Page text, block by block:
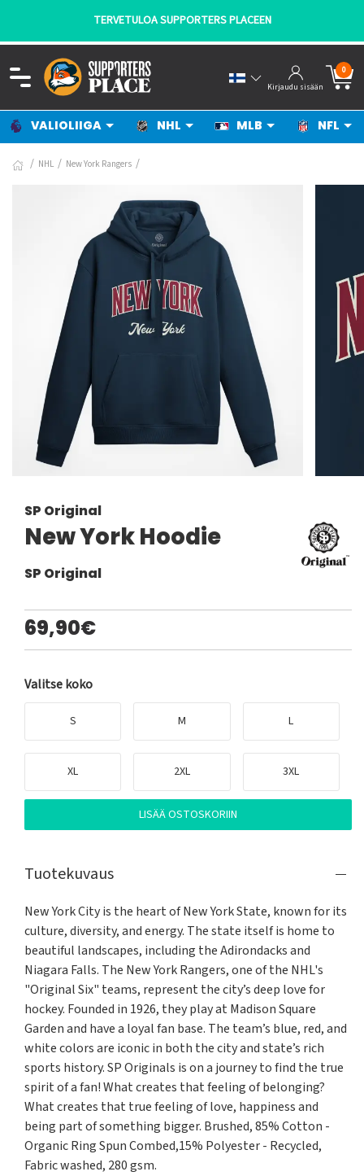
TERVETULOA SUPPORTERS PLACEEN
Kirjaudu sisään
0
VALIOLIIGA NHL MLB NFL
NHL New York Rangers
SP Original
New York Hoodie
SP Original
69,90€
Valitse koko
S M L
XL 2XL 3XL
LISÄÄ OSTOSKORIIN
Tuotekuvaus
New York City is the heart of New York State, known for its
culture, diversity, and energy. The state itself is home to
beautiful landscapes, including the Adirondacks and
Niagara Falls. The New York Rangers, one of the NHL's
"Original Six" teams, represent the city’s deep love for
hockey. Founded in 1926, they play at Madison Square
Garden and have a loyal fan base. The team’s blue, red, and
white colors are iconic in both the city and state’s rich
sports history. SP Originals is on a journey to find the true
spirit of a fan! What creates that feeling of belonging?
What creates that true feeling of love, happiness and
being part of something bigger. Brushed, 85% Cotton -
Organic Ring Spun Combed,15% Polyester - Recycled,
Fabric washed, 280 gsm.